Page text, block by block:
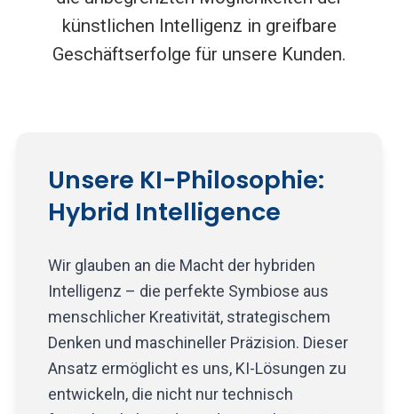
künstlichen Intelligenz in greifbare
Geschäftserfolge für unsere Kunden.
Unsere KI-Philosophie:
Hybrid Intelligence
Wir glauben an die Macht der hybriden
Intelligenz – die perfekte Symbiose aus
menschlicher Kreativität, strategischem
Denken und maschineller Präzision. Dieser
Ansatz ermöglicht es uns, KI-Lösungen zu
entwickeln, die nicht nur technisch